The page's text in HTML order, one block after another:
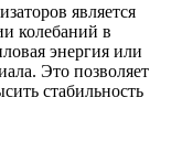
является
колебаний в
энергия или
Это позволяет
стабильность